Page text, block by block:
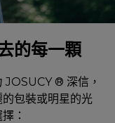
的每一顆
JOSUCY ® 深信，
包裝或明星的光
：